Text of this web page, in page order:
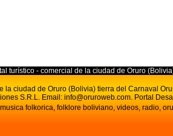
turístico - comercial de la ciudad de Oruro
la ciudad de Oruro (Bolivia) tierra del Carnaval
S.R.L. Email: info@oruroweb.com. Portal D
folkorica, folklore boliviano, videos, radio,